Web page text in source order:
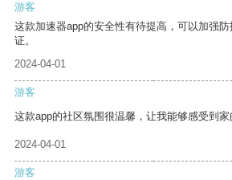
游客
这款加速器app的安全性有待提高，可以加强
证。
2024-04-01
游客
这款app的社区氛围很温馨，让我能够感受到家
2024-04-01
游客